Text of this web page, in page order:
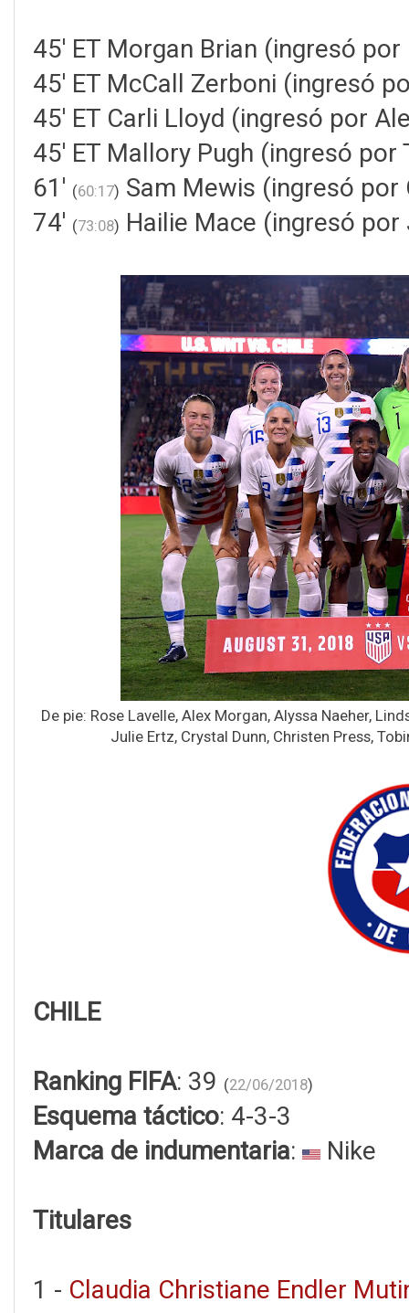
45' ET Morgan Brian (ingresó por
45' ET McCall Zerboni (ingresó
45' ET Carli Lloyd (ingresó por
45' ET Mallory Pugh (ingresó por
61' (60:17) Sam Mewis (ingresó por
74' (73:08) Hailie Mace (ingresó por
De pie: Rose Lavelle, Alex Morgan, Alyssa Naeher,
Julie Ertz, Crystal Dunn, Christen Press,
CHILE
Ranking FIFA: 39 (22/06/2018)
Esquema táctico: 4-3-3
Marca de indumentaria: Nike
Titulares
1 - Claudia Christiane Endler